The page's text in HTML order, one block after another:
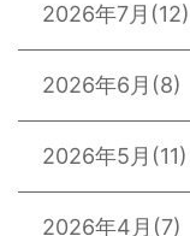
2026年7月 (12)
2026年6月 (8)
2026年5月 (11)
2026年4月 (7)